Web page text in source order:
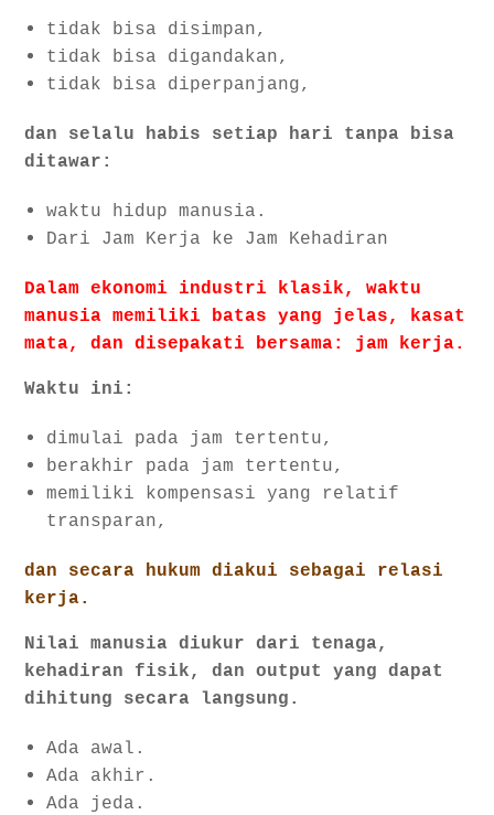
tidak bisa disimpan,
tidak bisa digandakan,
tidak bisa diperpanjang,
dan selalu habis setiap hari tanpa bisa
ditawar:
waktu hidup manusia.
Dari Jam Kerja ke Jam Kehadiran
Dalam ekonomi industri klasik, waktu
manusia memiliki batas yang jelas, kasat
mata, dan disepakati bersama: jam kerja.
Waktu ini:
dimulai pada jam tertentu,
berakhir pada jam tertentu,
memiliki kompensasi yang relatif
transparan,
dan secara hukum diakui sebagai relasi
kerja.
Nilai manusia diukur dari tenaga,
kehadiran fisik, dan output yang dapat
dihitung secara langsung.
Ada awal.
Ada akhir.
Ada jeda.